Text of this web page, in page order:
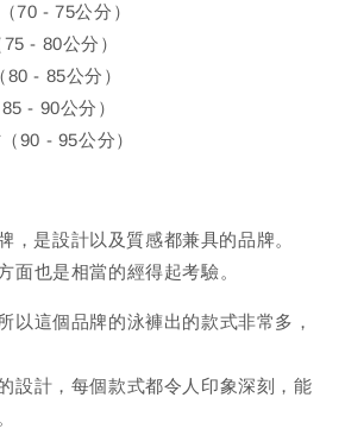
70 - 75公分）
- 80公分）
- 85公分）
- 90公分）
90 - 95公分）
，是設計以及質感都兼具的品牌。
面也是相當的經得起考驗。
以這個品牌的泳褲出的款式非常多，
設計，每個款式都令人印象深刻，能